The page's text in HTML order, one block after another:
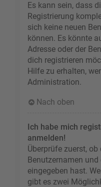
Es kann sein, dass
Registrierung
sich keine neuen
können. Es könnte
Adresse oder der
dich registrieren
Hilfe zu erhalten,
Administration.
Nach oben
Ich habe mich
anmelden!
Überprüfe zuerst,
Benutzernamen
eingegeben hast.
gibt es zwei